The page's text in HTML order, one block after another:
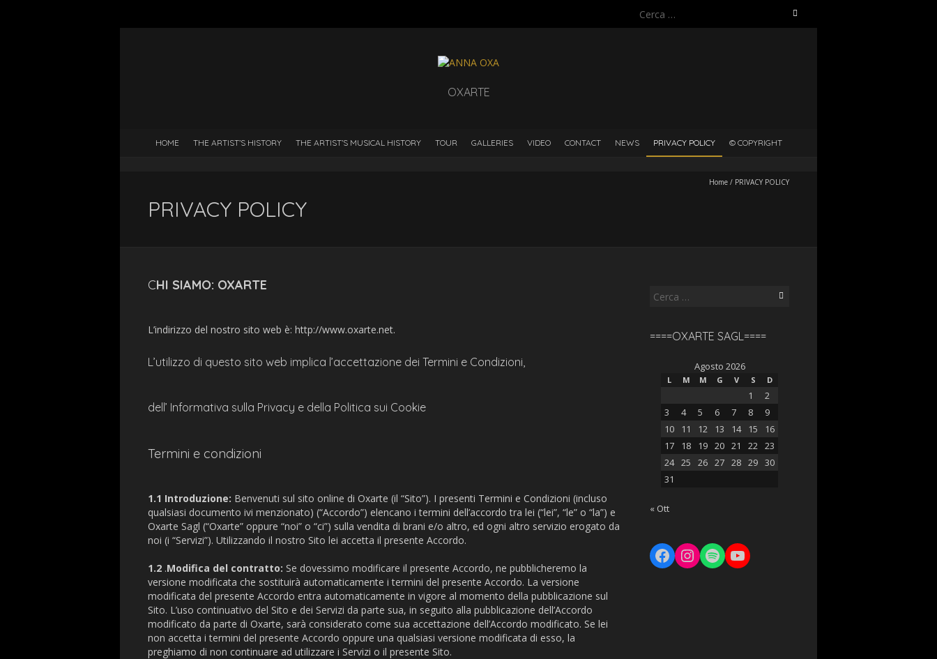
Ricerca
OXARTE
HOME THE ARTIST’S HISTORY THE ARTIST’S MUSICAL HISTORY TOUR GALLERIES VIDEO CONTACT NEWS PRIVACY POLICY © COPYRIGHT
Home / PRIVACY POLICY
PRIVACY POLICY
CHI SIAMO: OXARTE
L’indirizzo del nostro sito web è: http://www.oxarte.net.
L’utilizzo di questo sito web implica l’accettazione dei Termini e Condizioni,
dell’ Informativa sulla Privacy e della Politica sui Cookie
Termini e condizioni
1.1 Introduzione: Benvenuti sul sito online di Oxarte (il “Sito”). I presenti Termini e Condizioni (incluso
qualsiasi documento ivi menzionato) (“Accordo”) elencano i termini dell’accordo tra lei (“lei”, “le” o “la”) e
Oxarte Sagl (“Oxarte” oppure “noi” o “ci”) sulla vendita di brani e/o altro, ed ogni altro servizio erogato da
noi (i “Servizi”). Utilizzando il nostro Sito lei accetta il presente Accordo.
1.2 .Modifica del contratto: Se dovessimo modificare il presente Accordo, ne pubblicheremo la
versione modificata che sostituirà automaticamente i termini del presente Accordo. La versione
modificata del presente Accordo entra automaticamente in vigore al momento della pubblicazione sul
Sito. L’uso continuativo del Sito e dei Servizi da parte sua, in seguito alla pubblicazione dell’Accordo
modificato da parte di Oxarte, sarà considerato come sua accettazione dell’Accordo modificato. Se lei
non accetta i termini del presente Accordo oppure una qualsiasi versione modificata di esso, la
preghiamo di non continuare ad utilizzare i Servizi o il presente Sito.
Ricerca
====OXARTE SAGL====
Agosto 2026
L M M G V S D
1
2
3
4 5 6 7 8
9
10
11 12 13 14 15
16
17
18 19 20 21 22 23
24 25 26 27 28 29 30
31
« Ott
FACEBOOK
INSTAGRAM
SPOTIFYYOUTUBE